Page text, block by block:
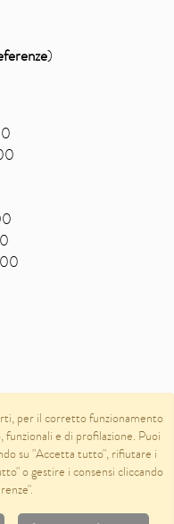
)
per il corretto funzionamento
e di profilazione. Puoi
su "Accetta tutto", rifiutare i
o gestire i consensi cliccando